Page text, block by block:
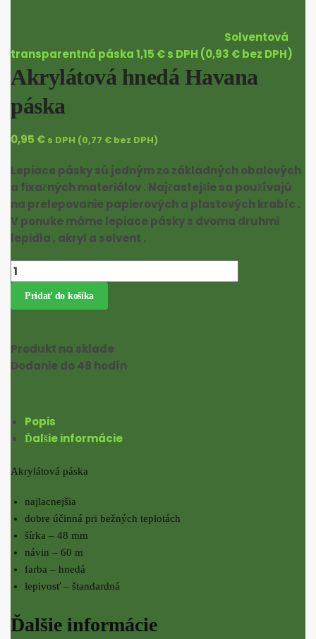
Solventová
transparentná páska1,15 €s DPH (0,93 €bez DPH)
Akrylátová hnedá Havana
páska
0,95 € s DPH (0,77 € bez DPH)
Lepiace pásky sú jedným zo základných obalových
a fixačných materiálov . Najčastejšie sa používajú
na prelepovanie papierových a plastových krabíc .
V ponuke máme lepiace pásky s dvoma druhmi
lepidla , akryl a solvent .
množstvo Akrylátová hnedá Havana páska
Pridať do košíka
Produkt na sklade
Dodanie do 48 hodín
Popis
Ďalšie informácie
Akrylátová páska
najlacnejšia
dobre účinná pri bežných teplotách
šírka – 48 mm
návin – 60 m
farba – hnedá
lepivosť – štandardná
Ďalšie informácie